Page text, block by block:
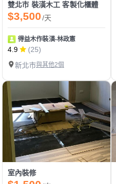
雙北市 裝潢木工 客製化櫃體
$3,500/天
得益木作裝潢-林政憲
4.9
(25)
新北市與其他2個
室內裝修